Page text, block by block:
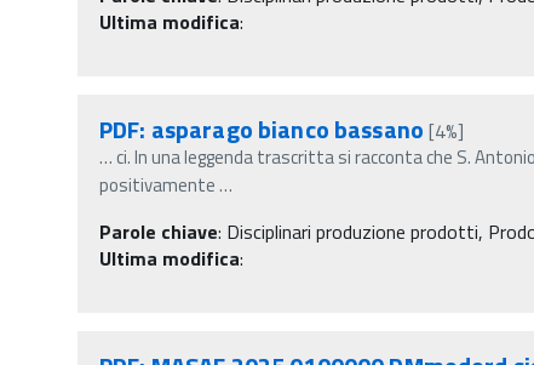
Ultima modifica:
PDF: asparago bianco bassano [4%]
… ci. In una leggenda trascritta si racconta che S.
positivamente…
Parole chiave: Disciplinari produzione prodotti,
Ultima modifica: